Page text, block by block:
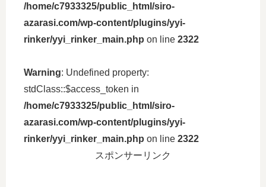
/home/c7933325/public_html/siro-
azarasi.com/wp-content/plugins/yyi-
rinker/yyi_rinker_main.php on line 2322
Warning: Undefined property:
stdClass::$access_token in
/home/c7933325/public_html/siro-
azarasi.com/wp-content/plugins/yyi-
rinker/yyi_rinker_main.php on line 2322
スポンサーリンク